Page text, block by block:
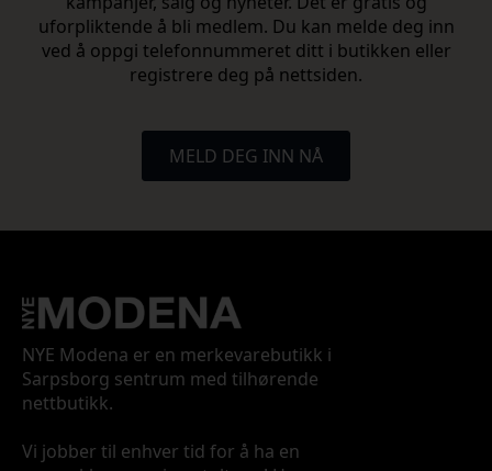
uforpliktende å bli medlem. Du kan melde deg inn
ved å oppgi telefonnummeret ditt i butikken eller
registrere deg på nettsiden.
MELD DEG INN NÅ
NYE Modena er en merkevarebutikk i
Sarpsborg sentrum med tilhørende
nettbutikk.
Vi jobber til enhver tid for å ha en